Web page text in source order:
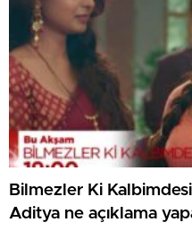
Bilmezler Ki
Aditya ne açıklama